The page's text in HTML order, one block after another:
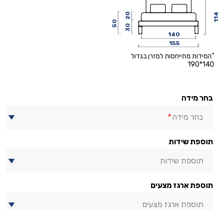
114
140
155
30
20
50
"המידות מתייחסות למזרן בגדול
140*190
בחר מידה
בחר מידה*
תוספת שידות
תוספת שידות
תוספת ארגז מצעים
תוספת ארגז מצעים